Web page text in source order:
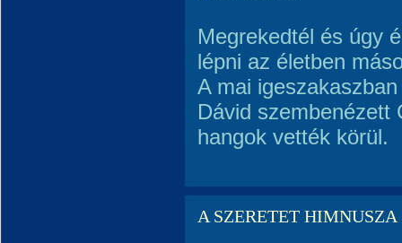
Megrekedtél és úgy
lépni az életben
A mai
Dávid szembenézett
hangok vették körül.
A SZERETET HIMNUSZA